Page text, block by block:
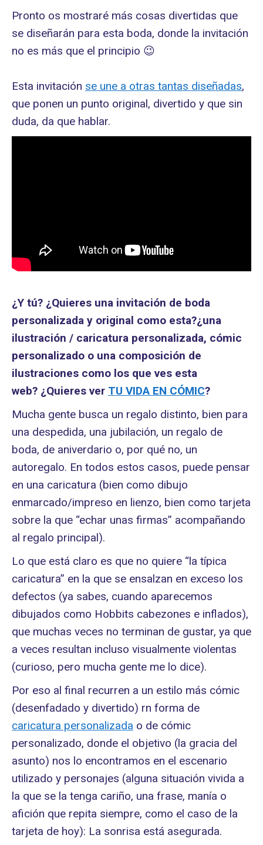
Pronto os mostraré más cosas divertidas que
se diseñarán para esta boda, donde la invitación
no es más que el principio 😉
Esta invitación se une a otras tantas diseñadas,
que ponen un punto original, divertido y que sin
duda, da que hablar.
¿Y tú? ¿Quieres una invitación de boda
personalizada y original como esta?¿una
ilustración / caricatura personalizada, cómic
personalizado o una composición de
ilustraciones como los que ves esta
web? ¿Quieres ver TU VIDA EN CÓMIC?
Mucha gente busca un regalo distinto, bien para
una despedida, una jubilación, un regalo de
boda, de aniverdario o, por qué no, un
autoregalo. En todos estos casos, puede pensar
en una caricatura (bien como dibujo
enmarcado/impreso en lienzo, bien como tarjeta
sobre la que “echar unas firmas” acompañando
al regalo principal).
Lo que está claro es que no quiere “la típica
caricatura” en la que se ensalzan en exceso los
defectos (ya sabes, cuando aparecemos
dibujados como Hobbits cabezones e inflados),
que muchas veces no terminan de gustar, ya que
a veces resultan incluso visualmente violentas
(curioso, pero mucha gente me lo dice).
Por eso al final recurren a un estilo más cómic
(desenfadado y divertido) rn forma de
caricatura personalizada o de cómic
personalizado, donde el objetivo (la gracia del
asunto) nos lo encontramos en el escenario
utilizado y personajes (alguna situación vivida a
la que se la tenga cariño, una frase, manía o
afición que repita siempre, como el caso de la
tarjeta de hoy): La sonrisa está asegurada.